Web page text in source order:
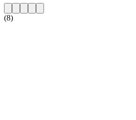
(8)